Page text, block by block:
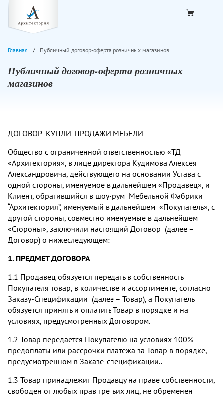
Главная Публичный договор-оферта розничных магазинов
Публичный договор-оферта розничных
магазинов
ДОГОВОР КУПЛИ-ПРОДАЖИ МЕБЕЛИ
Общество с ограниченной ответственностью «ТД
«Архитектория», в лице директора Кудимова Алексея
Александровича, действующего на основании Устава с
одной стороны, именуемое в дальнейшем «Продавец», и
Клиент, обратившийся в шоу-рум Мебельной Фабрики
“Архитектория”, именуемый в дальнейшем «Покупатель», с
другой стороны, совместно именуемые в дальнейшем
«Стороны», заключили настоящий Договор (далее –
Договор) о нижеследующем:
1. ПРЕДМЕТ ДОГОВОРА
1.1 Продавец обязуется передать в собственность
Покупателя товар, в количестве и ассортименте, согласно
Заказу-Спецификации (далее – Товар), а Покупатель
обязуется принять и оплатить Товар в порядке и на
условиях, предусмотренных Договором.
1.2 Товар передается Покупателю на условиях 100%
предоплаты или рассрочки платежа за Товар в порядке,
предусмотренном в Заказе-спецификации..
1.3 Товар принадлежит Продавцу на праве собственности,
свободен от любых прав третьих лиц, не обременен